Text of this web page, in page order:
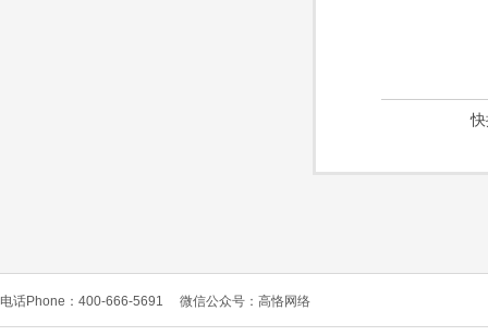
电话Phone：400-666-5691 微信公众号：高恪网络